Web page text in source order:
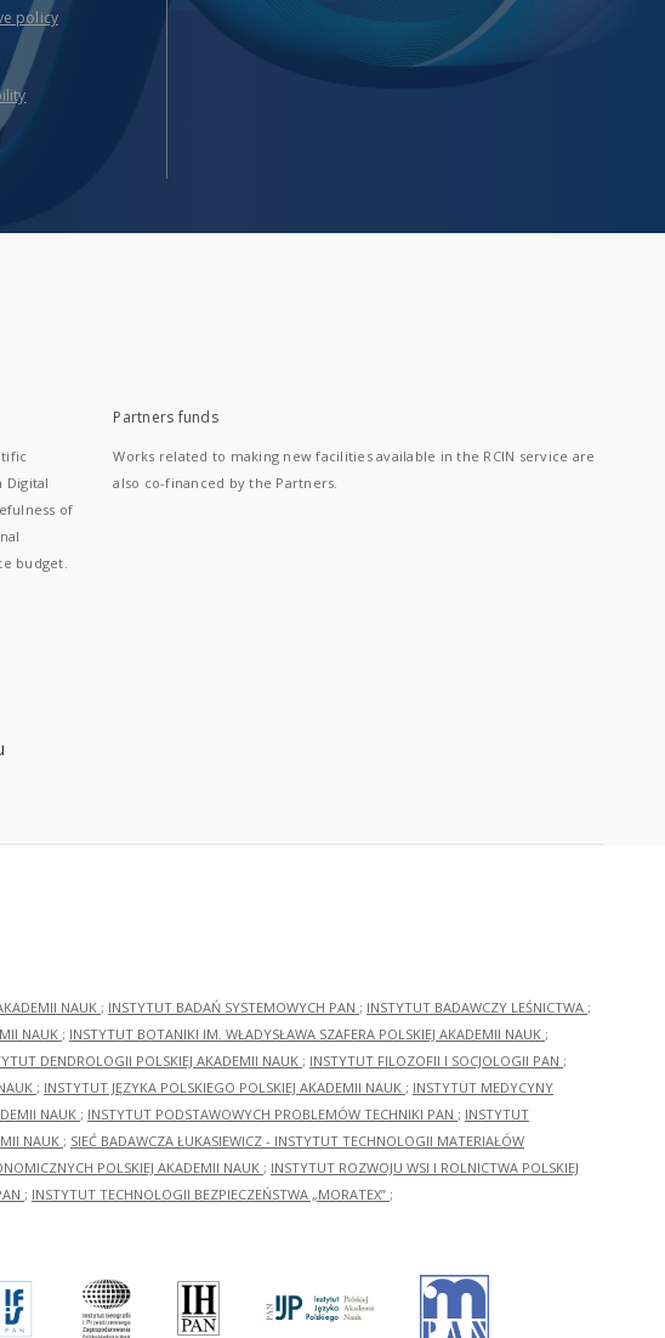
policy
Digital
of
budget.
Partners funds
Works related to making new facilities available in the RCIN service are
also co-financed by the Partners.
NAUK ; INSTYTUT BADAŃ SYSTEMOWYCH PAN ; INSTYTUT BADAWCZY LEŚNICTWA ;
NAUK ; INSTYTUT BOTANIKI IM. WŁADYSŁAWA SZAFERA POLSKIEJ AKADEMII NAUK ;
DENDROLOGII POLSKIEJ AKADEMII NAUK ; INSTYTUT FILOZOFII I SOCJOLOGII PAN ;
; INSTYTUT JĘZYKA POLSKIEGO POLSKIEJ AKADEMII NAUK ; INSTYTUT MEDYCYNY
NAUK ; INSTYTUT PODSTAWOWYCH PROBLEMÓW TECHNIKI PAN ; INSTYTUT
NAUK ; SIEĆ BADAWCZA ŁUKASIEWICZ - INSTYTUT TECHNOLOGII MATERIAŁÓW
POLSKIEJ AKADEMII NAUK ; INSTYTUT ROZWOJU WSI I ROLNICTWA POLSKIEJ
; INSTYTUT TECHNOLOGII BEZPIECZEŃSTWA „MORATEX” ;